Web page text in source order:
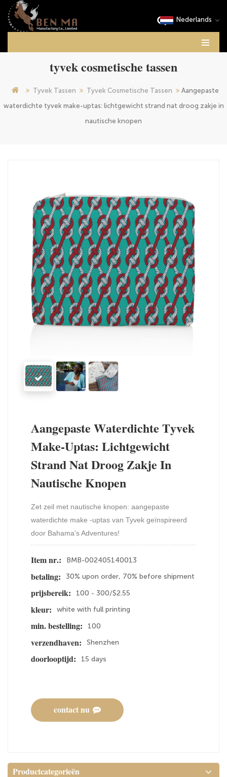
Nederlands
tyvek cosmetische tassen
Tyvek Tassen Tyvek Cosmetische Tassen
Aangepaste
waterdichte tyvek make-uptas: lichtgewicht strand nat droog zakje in
nautische knopen
Aangepaste Waterdichte Tyvek
Make-Uptas: Lichtgewicht
Strand Nat Droog Zakje In
Nautische Knopen
Zet zeil met nautische knopen: aangepaste
waterdichte make -uptas van Tyvek geïnspireerd
door Bahama's Adventures!
Item nr.:
BMB-002405140013
betaling:
30% upon order, 70% before shipment
prijsbereik:
100 - 300/$2.55
kleur:
white with full printing
min. bestelling:
100
verzendhaven:
Shenzhen
doorlooptijd:
15 days
contact nu
Productcategorieën